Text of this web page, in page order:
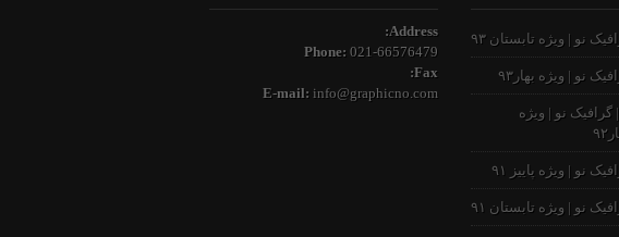
Address:
Phone: 021-66576479
Fax:
E-mail: info@graphicno.com
شماره ۴۴-۴۵ | گرافیک نو | ویژه